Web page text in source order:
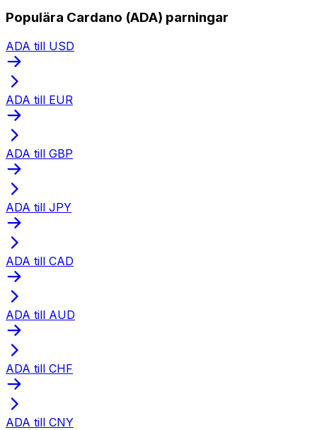
Populära Cardano (ADA) parningar
ADA till USD
ADA till EUR
ADA till GBP
ADA till JPY
ADA till CAD
ADA till AUD
ADA till CHF
ADA till CNY